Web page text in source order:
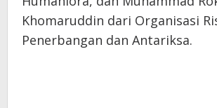
Khomaruddin dari Organisasi
Penerbangan dan Antariksa.